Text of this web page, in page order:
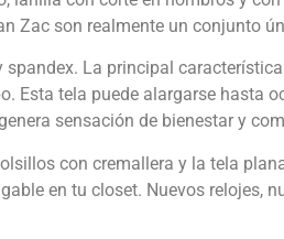
Zac son realmente un conjunto
La principal
Esta tela puede alargarse hasta
sensación de bienestar y
con cremallera y la tela
en tu closet. Nuevos relojes,